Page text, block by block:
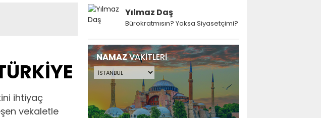
ihtiyaç
vekaletle
Yılmaz Daş
Bürokratmısın? Yoksa Siyasetçimi?
NAMAZVAKİTLERİ